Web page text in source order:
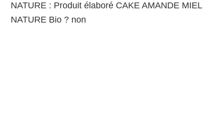
NATURE : Produit élaboré CAKE AMANDE MIEL
NATURE Bio ? non